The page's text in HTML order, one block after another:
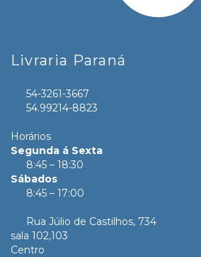
Livraria Paraná
54-3261-3667
54.99214-8823
Horários
Segunda á Sexta
8:45 – 18:30
Sábados
8:45 – 17:00
Rua Júlio de Castilhos, 734
sala 102,103
Centro